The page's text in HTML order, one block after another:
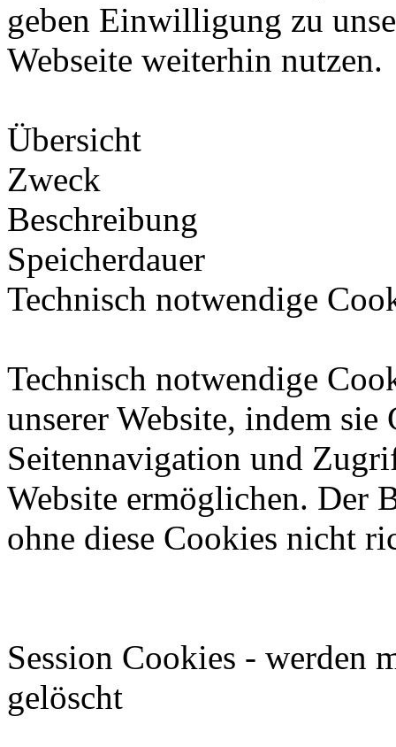
geben Einwilligung zu
Webseite weiterhin nutzen.
Übersicht
Zweck
Beschreibung
Speicherdauer
Technisch notwendige
Technisch notwendige
unserer Website, indem
Seitennavigation und
Website ermöglichen. Der
ohne diese Cookies nicht
Session Cookies - werden
gelöscht